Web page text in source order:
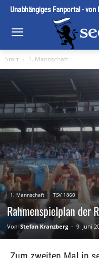
Unabhängiges Fanportal -
Start 1. Mannschaft
1. Mannschaft TSV 1860
Rahmenspielplan der
Von Stefan Kranzberg - 9. Juni